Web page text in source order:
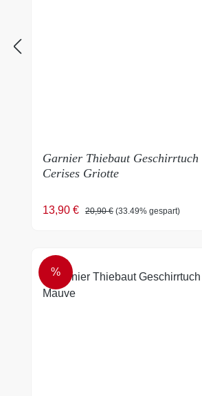
Garnier Thiebaut Geschirrtuch
Cerises Griotte
Verkaufspreis:
13,90 € Regulärer Preis:
20,90 € (33.49% gespart)
RABATT
%